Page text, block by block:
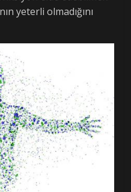
yeterli olmadığını